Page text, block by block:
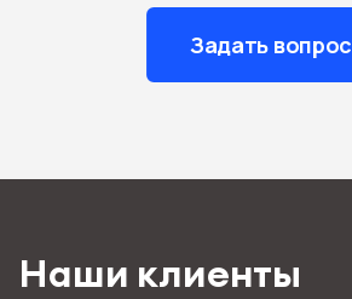
Задать вопрос
Наши клиенты